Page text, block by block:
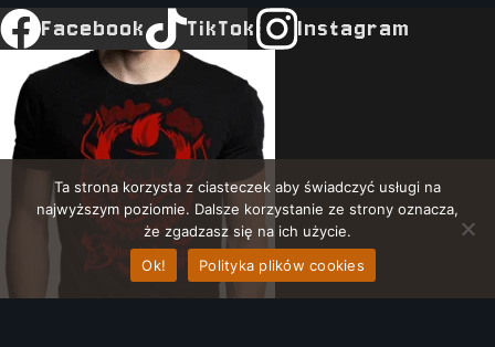
Facebook TikTok Instagram
Ta strona korzysta z ciasteczek aby świadczyć usługi na
najwyższym poziomie. Dalsze korzystanie ze strony oznacza,
że zgadzasz się na ich użycie.
Ok!
Polityka plików cookies